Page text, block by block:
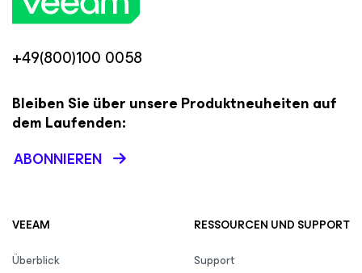
+49(800)100 0058
Bleiben Sie über unsere Produktneuheiten auf
dem Laufenden:
ABONNIEREN
VEEAM
Überblick
RESSOURCEN UND SUPPORT
Support